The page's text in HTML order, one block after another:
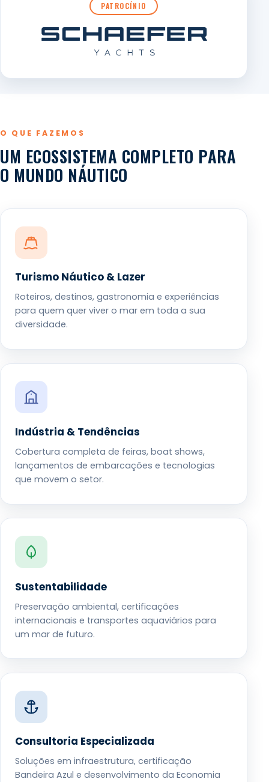
PATROCÍNIO
O QUE FAZEMOS
UM ECOSSISTEMA COMPLETO PARA
O MUNDO NÁUTICO
Turismo Náutico & Lazer
Roteiros, destinos, gastronomia e experiências
para quem quer viver o mar em toda a sua
diversidade.
Indústria & Tendências
Cobertura completa de feiras, boat shows,
lançamentos de embarcações e tecnologias
que movem o setor.
Sustentabilidade
Preservação ambiental, certificações
internacionais e transportes aquaviários para
um mar de futuro.
Consultoria Especializada
Soluções em infraestrutura, certificação
Bandeira Azul e desenvolvimento da Economia